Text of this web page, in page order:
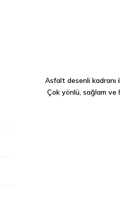
Asfalt desenli kadranı
Çok yönlü, sağlam ve